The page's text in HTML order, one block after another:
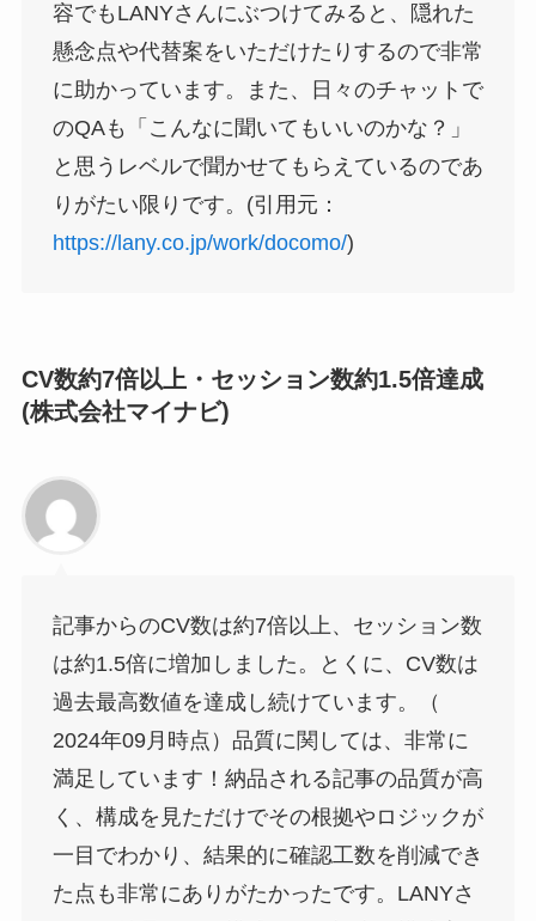
容でもLANYさんにぶつけてみると、隠れた
懸念点や代替案をいただけたりするので非常
に助かっています。また、日々のチャットで
のQAも「こんなに聞いてもいいのかな？」
と思うレベルで聞かせてもらえているのであ
りがたい限りです。(引用元：
https://lany.co.jp/work/docomo/)
CV数約7倍以上・セッション数約1.5倍達成
(株式会社マイナビ)
記事からのCV数は約7倍以上、セッション数
は約1.5倍に増加しました。とくに、CV数は
過去最高数値を達成し続けています。（
2024年09月時点）品質に関しては、非常に
満足しています！納品される記事の品質が高
く、構成を見ただけでその根拠やロジックが
一目でわかり、結果的に確認工数を削減でき
た点も非常にありがたかったです。LANYさ